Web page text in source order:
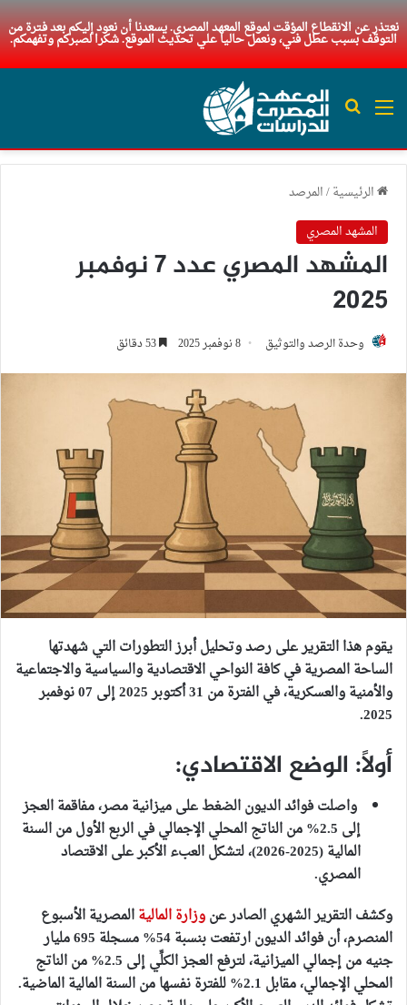
نعتذر عن الانقطاع المؤقت لموقع المعهد المصري. يسعدنا أن نعود إليكم بعد فترة من
التوقف بسبب عطل فني، ونعمل حاليا علي تحديث الموقع. شكرا لصبركم وتفهمكم.
القائمة بحث عن
الرئيسية/المرصد
المشهد المصري
المشهد المصري عدد 7 نوفمبر
2025
وحدة الرصد والتوثيق 8 نوفمبر 2025
يقوم هذا التقرير على رصد وتحليل أبرز التطورات التي شهدتها
الساحة المصرية في كافة النواحي الاقتصادية والسياسية والاجتماعية
والأمنية والعسكرية، في الفترة من 31 أكتوبر 2025 إلى 07 نوفمبر
2025.
أولاً: الوضع الاقتصادي:
واصلت فوائد الديون الضغط على ميزانية مصر، مفاقمة العجز
إلى 2.5% من الناتج المحلي الإجمالي في الربع الأول من السنة
المالية (2025-2026)، لتشكل العبء الأكبر على الاقتصاد
المصري.
وكشف التقرير الشهري الصادر عنوزارة الماليةالمصرية الأسبوع
المنصرم، أن
فوائد الديون ارتفعت بنسبة 54% مسجلة 695 مليار
جنيه من إجمالي الميزانية، لترفع العجز الكلِّي إلى 2.5% من الناتج
المحلي الإجمالي
، مقابل 2.1% للفترة نفسها من السنة المالية الماضية.